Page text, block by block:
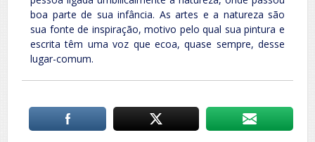
boa parte de sua infância. As artes e a natureza são
sua fonte de inspiração, motivo pelo qual sua pintura e
escrita têm uma voz que ecoa, quase sempre, desse
lugar-comum.